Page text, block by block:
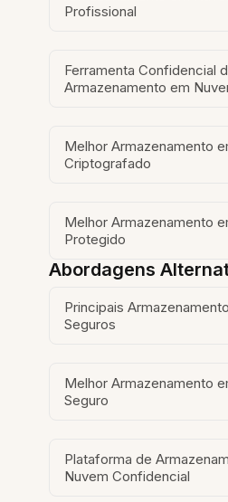
Profissional
Ferramenta Confidencial
Armazenamento em
Melhor Armazenamento
Criptografado
Melhor Armazenamento
Protegido
Abordagens
Principais
Seguros
Melhor Armazenamento
Seguro
Plataforma de
Nuvem Confidencial